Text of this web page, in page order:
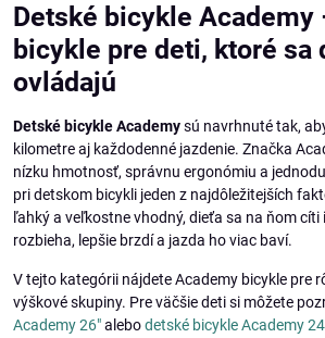
Detské bicykle Academy
bicykle pre deti, ktoré sa
ovládajú
Detské bicykle Academysú navrhnuté tak,
kilometre aj každodenné jazdenie. Značka
nízku hmotnosť, správnu ergonómiu a
pri detskom bicykli jeden z najdôležitejších
ľahký a veľkostne vhodný, dieťa sa na ňom cíti
rozbieha, lepšie brzdí a jazda ho viac baví.
V tejto kategórii nájdete Academy bicykle pre
výškové skupiny. Pre väčšie deti si môžete
Academy 26"alebodetské bicykle Academy